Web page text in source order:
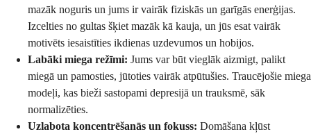
mazāk noguris un jums ir vairāk fiziskās un garīgās enerģijas.
Izcelties no gultas šķiet mazāk kā kauja, un jūs esat vairāk
motivēts iesaistīties ikdienas uzdevumos un hobijos.
Labāki miega režīmi: Jums var būt vieglāk aizmigt, palikt
miegā un pamosties, jūtoties vairāk atpūtušies. Traucējošie miega
modeļi, kas bieži sastopami depresijā un trauksmē, sāk
normalizēties.
Uzlabota koncentrēšanās un fokuss: Domāšana kļūst